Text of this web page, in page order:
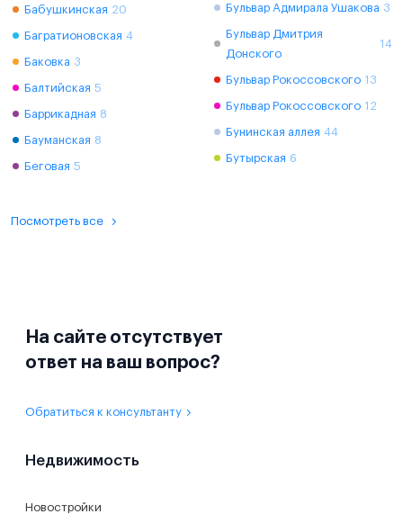
Бабушкинская 20
Багратионовская 4
Баковка 3
Балтийская 5
Баррикадная 8
Бауманская 8
Беговая 5
Бульвар Адмирала Ушакова 3
Бульвар Дмитрия
Донского
14
Бульвар Рокоссовского 13
Бульвар Рокоссовского 12
Бунинская аллея 44
Бутырская 6
Посмотреть все
На сайте отсутствует
ответ на ваш вопрос?
Обратиться к консультанту
Недвижимость
Новостройки